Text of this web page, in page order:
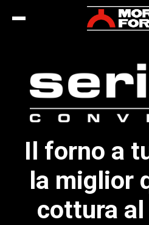
Il forno a
la miglior
cottura